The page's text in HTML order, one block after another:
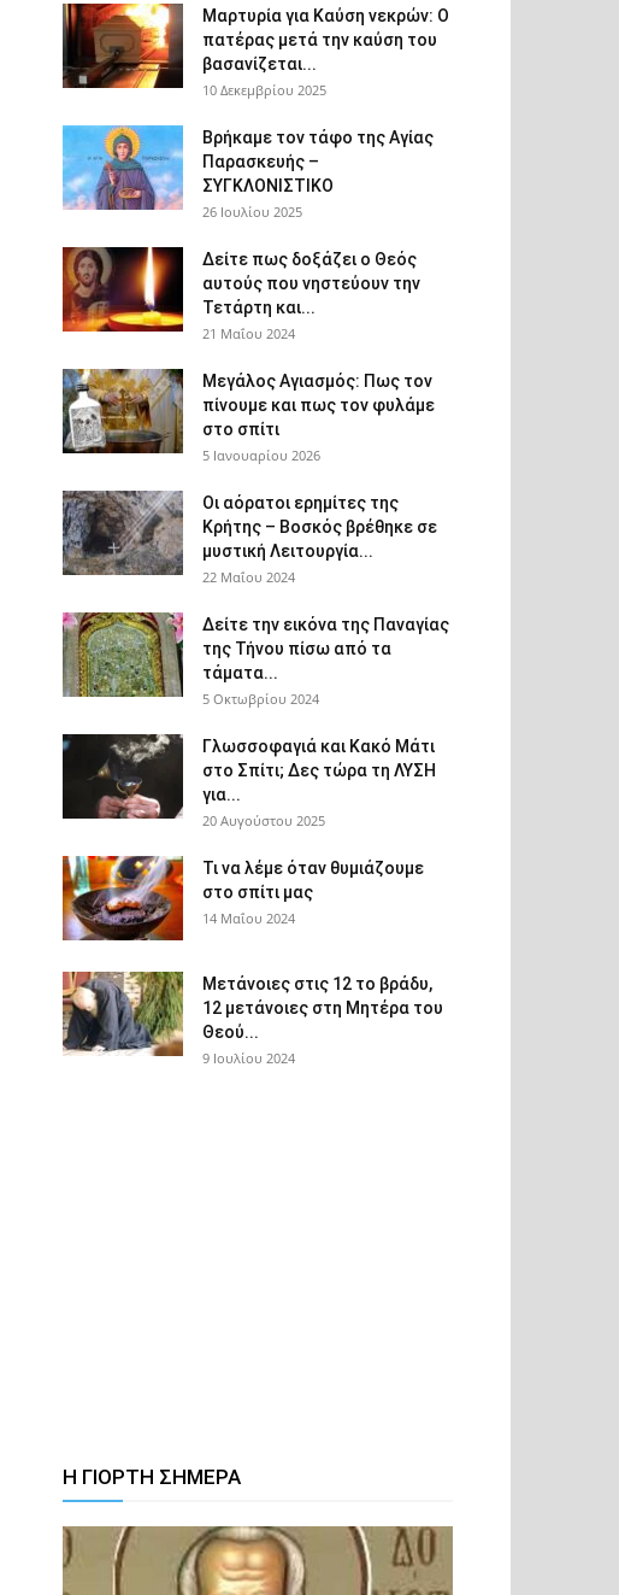
Μαρτυρία για Καύση νεκρών: Ο
πατέρας μετά την καύση του
βασανίζεται...
10 Δεκεμβρίου 2025
Βρήκαμε τον τάφο της Αγίας
Παρασκευής –
ΣΥΓΚΛΟΝΙΣΤΙΚΟ
26 Ιουλίου 2025
Δείτε πως δοξάζει ο Θεός
αυτούς που νηστεύουν την
Τετάρτη και...
21 Μαΐου 2024
Μεγάλος Αγιασμός: Πως τον
πίνουμε και πως τον φυλάμε
στο σπίτι
5 Ιανουαρίου 2026
Οι αόρατοι ερημίτες της
Κρήτης – Βοσκός βρέθηκε σε
μυστική Λειτουργία...
22 Μαΐου 2024
Δείτε την εικόνα της Παναγίας
της Τήνου πίσω από τα
τάματα...
5 Οκτωβρίου 2024
Γλωσσοφαγιά και Κακό Μάτι
στο Σπίτι; Δες τώρα τη ΛΥΣΗ
για...
20 Αυγούστου 2025
Τι να λέμε όταν θυμιάζουμε
στο σπίτι μας
14 Μαΐου 2024
Μετάνοιες στις 12 το βράδυ,
12 μετάνοιες στη Μητέρα του
Θεού...
9 Ιουλίου 2024
Η ΓΙΟΡΤΗ ΣΗΜΕΡΑ